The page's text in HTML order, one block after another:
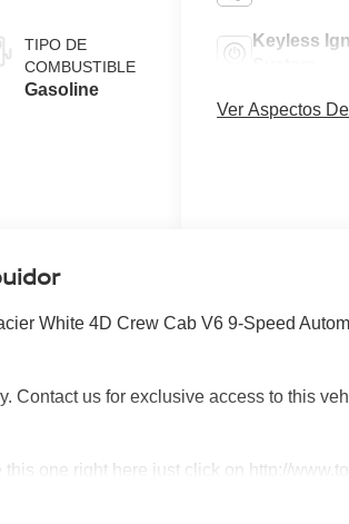
Overdrive
TIPO DE
COMBUSTIBLE
Gasoline
Keyless
Ver Aspectos
White 4D Crew Cab V6 9-Speed
Contact us for exclusive access to this
one right here just click on http://